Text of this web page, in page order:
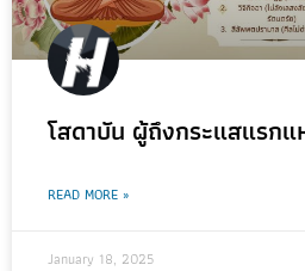
โสดาบัน ผู้ถึงกระแสแรก
READ MORE »
January 18, 2025